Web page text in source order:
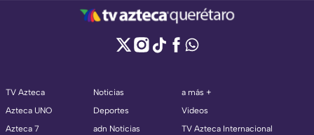
TV Azteca
Azteca UNO
Azteca 7
Noticias
Deportes
adn Noticias
a más +
Videos
TV Azteca Internacional